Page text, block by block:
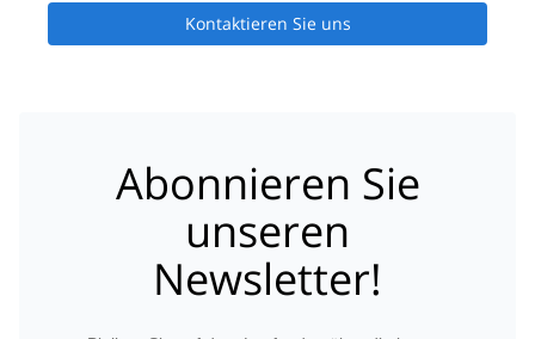
Kontaktieren Sie uns
Abonnieren Sie
unseren
Newsletter!